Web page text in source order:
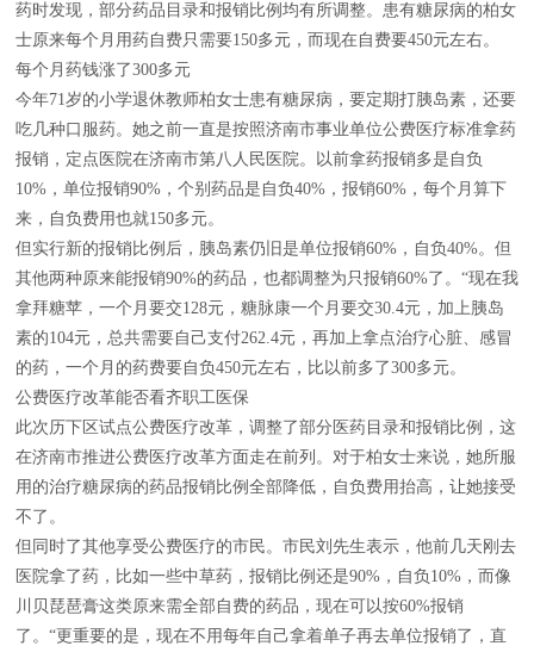
药时发现，部分药品目录和报销比例均有所调整。患有糖尿病的柏女
士原来每个月用药自费只需要150多元，而现在自费要450元左右。
每个月药钱涨了300多元
今年71岁的小学退休教师柏女士患有糖尿病，要定期打胰岛素，还要
吃几种口服药。她之前一直是按照济南市事业单位公费医疗标准拿药
报销，定点医院在济南市第八人民医院。以前拿药报销多是自负
10%，单位报销90%，个别药品是自负40%，报销60%，每个月算下
来，自负费用也就150多元。
但实行新的报销比例后，胰岛素仍旧是单位报销60%，自负40%。但
其他两种原来能报销90%的药品，也都调整为只报销60%了。“现在我
拿拜糖苹，一个月要交128元，糖脉康一个月要交30.4元，加上胰岛
素的104元，总共需要自己支付262.4元，再加上拿点治疗心脏、感冒
的药，一个月的药费要自负450元左右，比以前多了300多元。
公费医疗改革能否看齐职工医保
此次历下区试点公费医疗改革，调整了部分医药目录和报销比例，这
在济南市推进公费医疗改革方面走在前列。对于柏女士来说，她所服
用的治疗糖尿病的药品报销比例全部降低，自负费用抬高，让她接受
不了。
但同时了其他享受公费医疗的市民。市民刘先生表示，他前几天刚去
医院拿了药，比如一些中草药，报销比例还是90%，自负10%，而像
川贝琵琶膏这类原来需全部自费的药品，现在可以按60%报销
了。“更重要的是，现在不用每年自己拿着单子再去单位报销了，直